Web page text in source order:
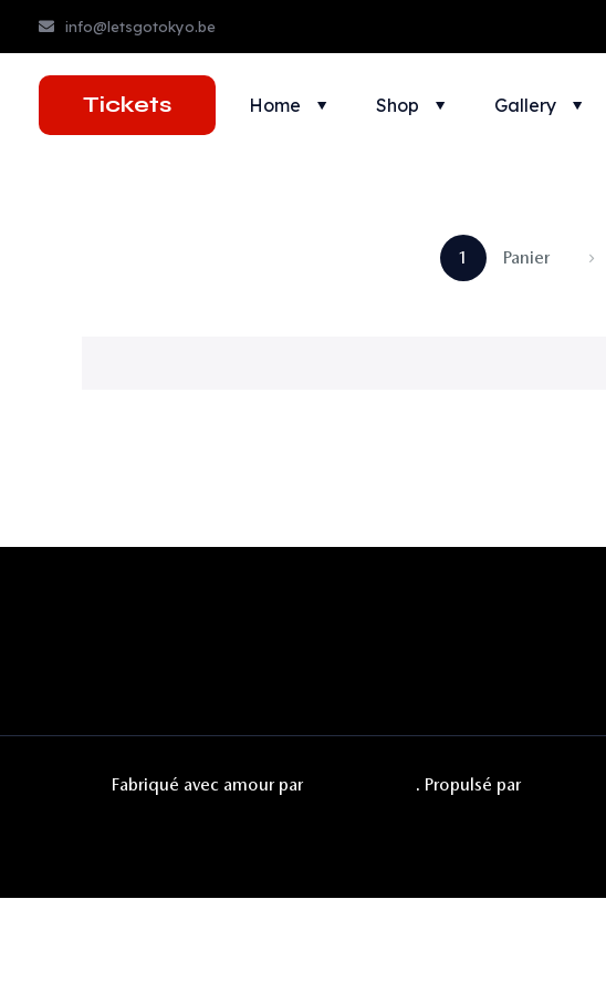
info@letsgotokyo.be
Tickets Home Shop Gallery
1 Panier
Fabriqué avec amour par . Propulsé par